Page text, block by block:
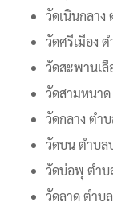
วัดเนินกลาง
วัดศรีเมือง
วัดสะพานเ
วัดสามหนา
วัดกลาง ตำ
วัดบน ตำบล
วัดบ่อพุ ตำ
วัดลาด ตำบ